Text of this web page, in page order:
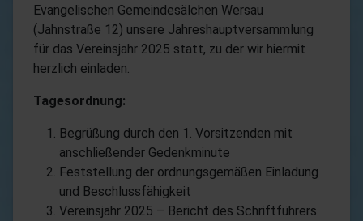
Evangelischen Gemeindesälchen Wersau
(Jahnstraße 12) unsere Jahreshauptversammlung
für das Vereinsjahr 2025 statt, zu der wir hiermit
herzlich einladen.
Tagesordnung:
Begrüßung durch den 1. Vorsitzenden mit
anschließender Gedenkminute
Feststellung der ordnungsgemäßen Einladung
und Beschlussfähigkeit
Vereinsjahr 2025 – Bericht des Schriftführers